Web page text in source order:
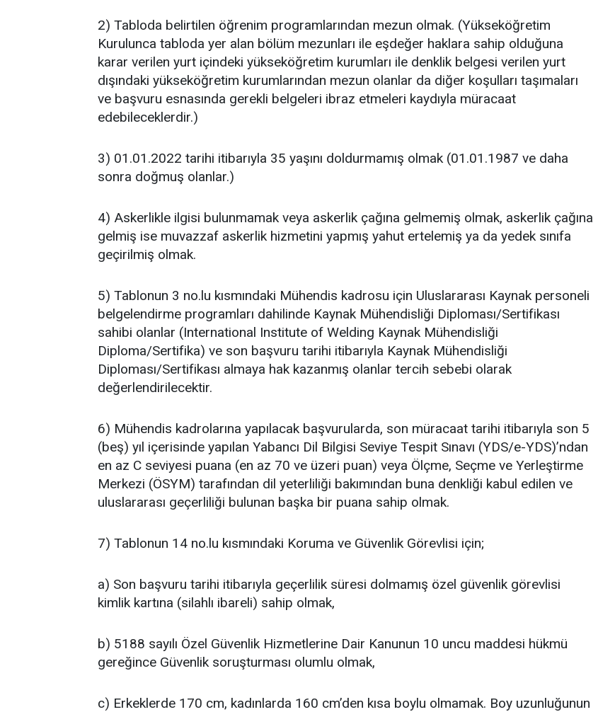
2) Tabloda belirtilen öğrenim programlarından mezun olmak. (Yükseköğretim
Kurulunca tabloda yer alan bölüm mezunları ile eşdeğer haklara sahip olduğuna
karar verilen yurt içindeki yükseköğretim kurumları ile denklik belgesi verilen yurt
dışındaki yükseköğretim kurumlarından mezun olanlar da diğer koşulları taşımaları
ve başvuru esnasında gerekli belgeleri ibraz etmeleri kaydıyla müracaat
edebileceklerdir.)
3) 01.01.2022 tarihi itibarıyla 35 yaşını doldurmamış olmak (01.01.1987 ve daha
sonra doğmuş olanlar.)
4) Askerlikle ilgisi bulunmamak veya askerlik çağına gelmemiş olmak, askerlik çağına
gelmiş ise muvazzaf askerlik hizmetini yapmış yahut ertelemiş ya da yedek sınıfa
geçirilmiş olmak.
5) Tablonun 3 no.lu kısmındaki Mühendis kadrosu için Uluslararası Kaynak personeli
belgelendirme programları dahilinde Kaynak Mühendisliği Diploması/Sertifikası
sahibi olanlar (International Institute of Welding Kaynak Mühendisliği
Diploma/Sertifika) ve son başvuru tarihi itibarıyla Kaynak Mühendisliği
Diploması/Sertifikası almaya hak kazanmış olanlar tercih sebebi olarak
değerlendirilecektir.
6) Mühendis kadrolarına yapılacak başvurularda, son müracaat tarihi itibarıyla son 5
(beş) yıl içerisinde yapılan Yabancı Dil Bilgisi Seviye Tespit Sınavı (YDS/e-YDS)’ndan
en az C seviyesi puana (en az 70 ve üzeri puan) veya Ölçme, Seçme ve Yerleştirme
Merkezi (ÖSYM) tarafından dil yeterliliği bakımından buna denkliği kabul edilen ve
uluslararası geçerliliği bulunan başka bir puana sahip olmak.
7) Tablonun 14 no.lu kısmındaki Koruma ve Güvenlik Görevlisi için;
a) Son başvuru tarihi itibarıyla geçerlilik süresi dolmamış özel güvenlik görevlisi
kimlik kartına (silahlı ibareli) sahip olmak,
b) 5188 sayılı Özel Güvenlik Hizmetlerine Dair Kanunun 10 uncu maddesi hükmü
gereğince Güvenlik soruşturması olumlu olmak,
c) Erkeklerde 170 cm, kadınlarda 160 cm’den kısa boylu olmamak. Boy uzunluğunun